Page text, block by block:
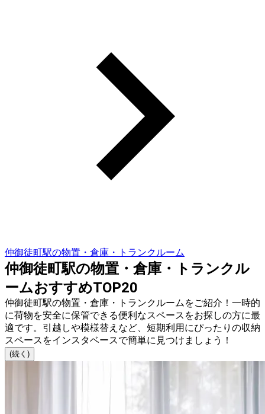
仲御徒町駅の物置・倉庫・トランクルーム
仲御徒町駅の物置・倉庫・トランクル
ームおすすめTOP20
仲御徒町駅の物置・倉庫・トランクルームをご紹介！一時的
に荷物を安全に保管できる便利なスペースをお探しの方に最
適です。引越しや模様替えなど、短期利用にぴったりの収納
スペースをインスタベースで簡単に見つけましょう！
(続く)